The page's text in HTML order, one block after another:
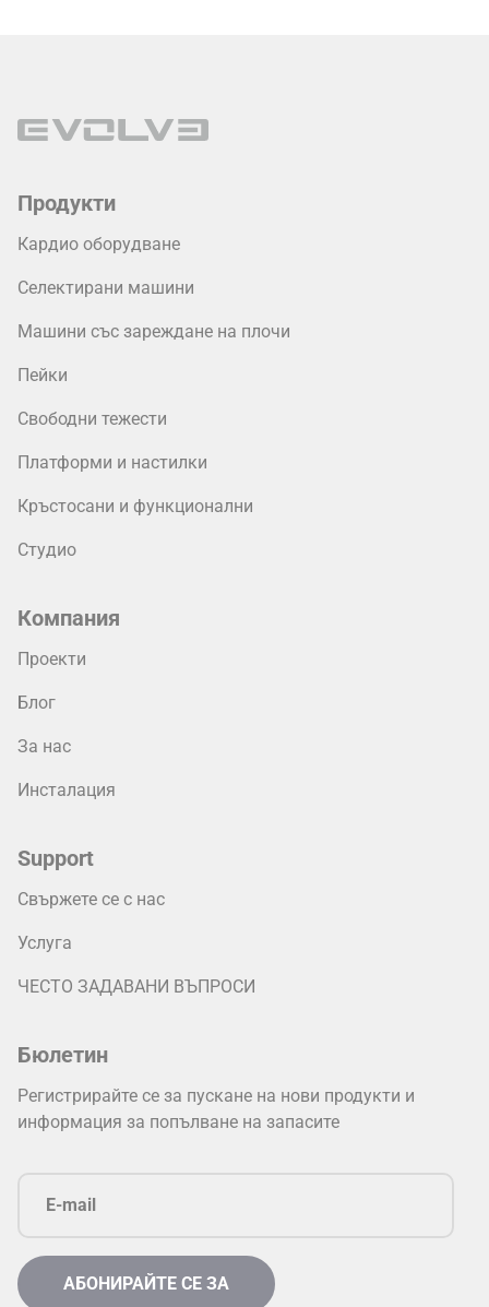
Продукти
Кардио оборудване
Селектирани машини
Машини със зареждане на плочи
Пейки
Свободни тежести
Платформи и настилки
Кръстосани и функционални
Студио
Компания
Проекти
Блог
За нас
Инсталация
Support
Свържете се с нас
Услуга
ЧЕСТО ЗАДАВАНИ ВЪПРОСИ
Бюлетин
Регистрирайте се за пускане на нови продукти и
информация за попълване на запасите